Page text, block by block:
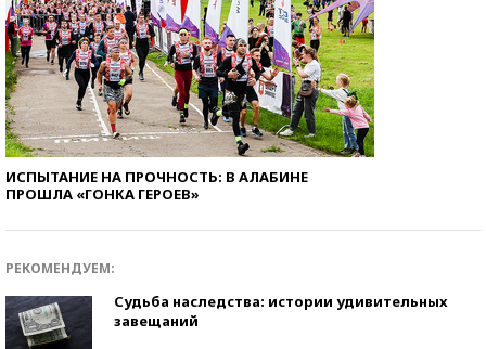
ИСПЫТАНИЕ НА ПРОЧНОСТЬ: В АЛАБИНЕ
ПРОШЛА «ГОНКА ГЕРОЕВ»
РЕКОМЕНДУЕМ:
Судьба наследства: истории удивительных
завещаний